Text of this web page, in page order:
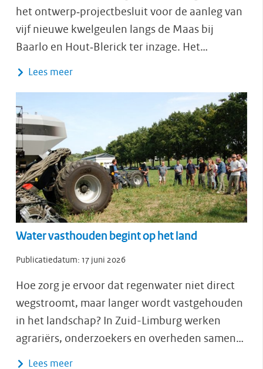
het ontwerp‑projectbesluit voor de aanleg van
vijf nieuwe kwelgeulen langs de Maas bij
Baarlo en Hout‑Blerick ter inzage. Het…
Lees meer
Water vasthouden begint op het land
Publicatiedatum: 17 juni 2026
Hoe zorg je ervoor dat regenwater niet direct
wegstroomt, maar langer wordt vastgehouden
in het landschap? In Zuid-Limburg werken
agrariërs, onderzoekers en overheden samen…
Lees meer